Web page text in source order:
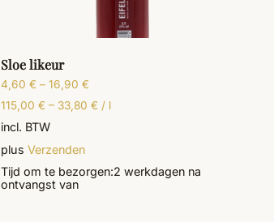
Sloe likeur
4,60 € – 16,90 €
115,00 € – 33,80 € / l
incl. BTW
plus Verzenden
Tijd om te bezorgen:2 werkdagen na
ontvangst van